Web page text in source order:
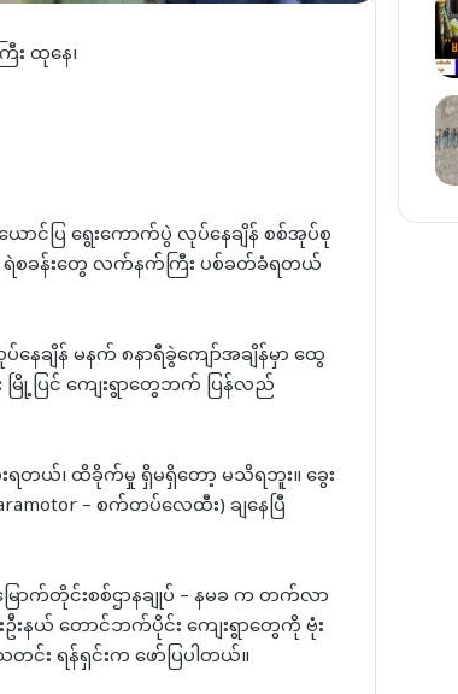
ထုနေ၊
ာင်ပြ ရွေးကောက်ပွဲ လုပ်နေချိန် စစ်အုပ်စု
ရဲစခန်းတွေ လက်နက်ကြီး ပစ်ခတ်ခံရတယ်
ေချိန် မနက် ၈နာရီခွဲကျော်အချိန်မှာ ထွေ
ြို့ပြင် ကျေးရွာတွေဘက် ပြန်လည်
ယ်၊ ထိခိုက်မှု ရှိမရှိတော့ မသိရဘူး။ ခွေး
– စက်တပ်လေထီး) ချနေပြီ
ောက်တိုင်းစစ်ဌာနချုပ် – နမခ က တက်လာ
းနယ် တောင်ဘက်ပိုင်း ကျေးရွာတွေကို ဗုံး
း ရန်ရှင်းက ဖော်ပြပါတယ်။